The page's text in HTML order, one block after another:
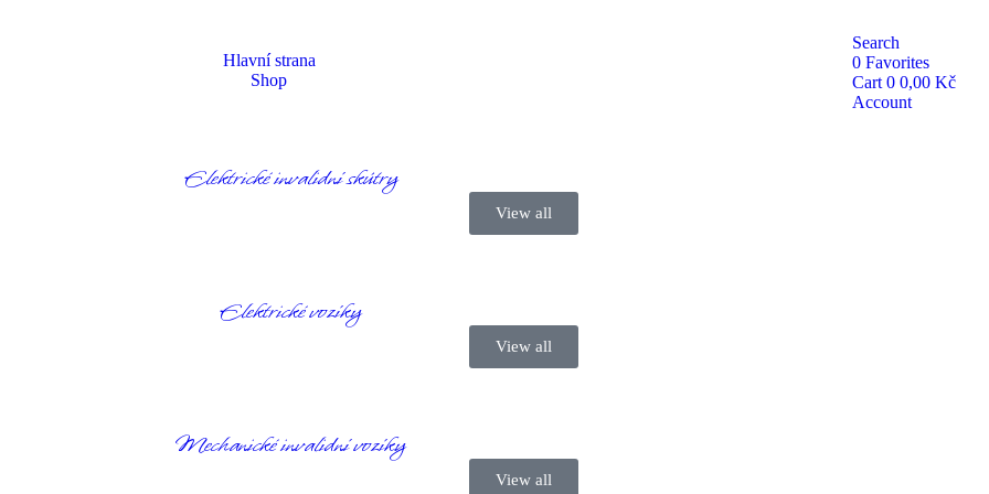
Hlavní strana
Shop
Elektrické invalidní skútry
View all
Elektrické vozíky
View all
Mechanické invalidní vozíky
View all
Search
0 Favorites
Cart 0 0,00 Kč
Account